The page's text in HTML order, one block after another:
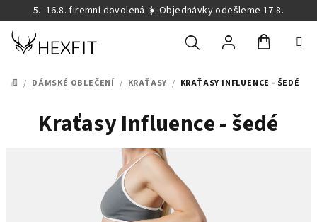
na
obsah
5.–16.8. firemní dovolená ☀️ Objednávky odešleme 17.8.
DOMŮ
/ DÁMSKÉ OBLEČENÍ / KRAŤASY / KRAŤASY INFLUENCE - ŠEDÉ
Kraťasy Influence - šedé